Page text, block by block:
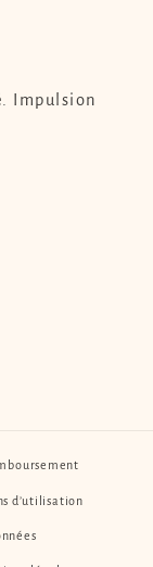
Impulsion
d’utilisation